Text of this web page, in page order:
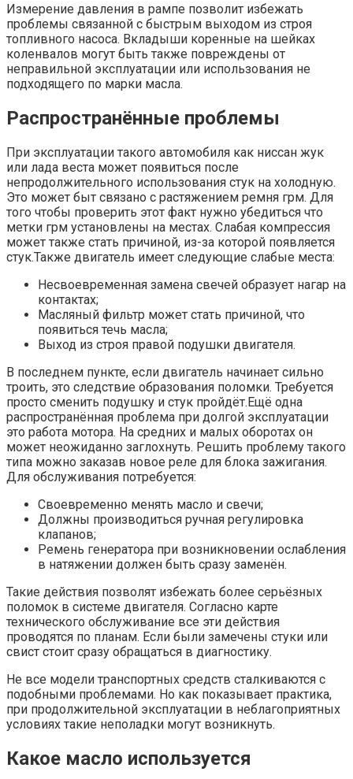
Измерение давления в рампе позволит избежать
проблемы связанной с быстрым выходом из строя
топливного насоса. Вкладыши коренные на шейках
коленвалов могут быть также повреждены от
неправильной эксплуатации или использования не
подходящего по марки масла.
Распространённые проблемы
При эксплуатации такого автомобиля как ниссан жук
или лада веста может появиться после
непродолжительного использования стук на холодную.
Это может быт связано с растяжением ремня грм. Для
того чтобы проверить этот факт нужно убедиться что
метки грм установлены на местах. Слабая компрессия
может также стать причиной, из-за которой появляется
стук.Также двигатель имеет следующие слабые места:
Несвоевременная замена свечей образует нагар на
контактах;
Масляный фильтр может стать причиной, что
появиться течь масла;
Выход из строя правой подушки двигателя.
В последнем пункте, если двигатель начинает сильно
троить, это следствие образования поломки. Требуется
просто сменить подушку и стук пройдёт.Ещё одна
распространённая проблема при долгой эксплуатации
это работа мотора. На средних и малых оборотах он
может неожиданно заглохнуть. Решить проблему такого
типа можно заказав новое реле для блока зажигания.
Для обслуживания потребуется:
Своевременно менять масло и свечи;
Должны производиться ручная регулировка
клапанов;
Ремень генератора при возникновении ослабления
в натяжении должен быть сразу заменён.
Такие действия позволят избежать более серьёзных
поломок в системе двигателя. Согласно карте
технического обслуживание все эти действия
проводятся по планам. Если были замечены стуки или
свист стоит сразу обращаться в диагностику.
Не все модели транспортных средств сталкиваются с
подобными проблемами. Но как показывает практика,
при продолжительной эксплуатации в неблагоприятных
условиях такие неполадки могут возникнуть.
Какое масло используется